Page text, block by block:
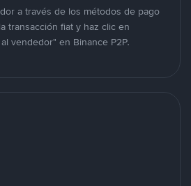
a través de los métodos de pago
transacción fiat y haz clic en
vendedor" en Binance P2P.